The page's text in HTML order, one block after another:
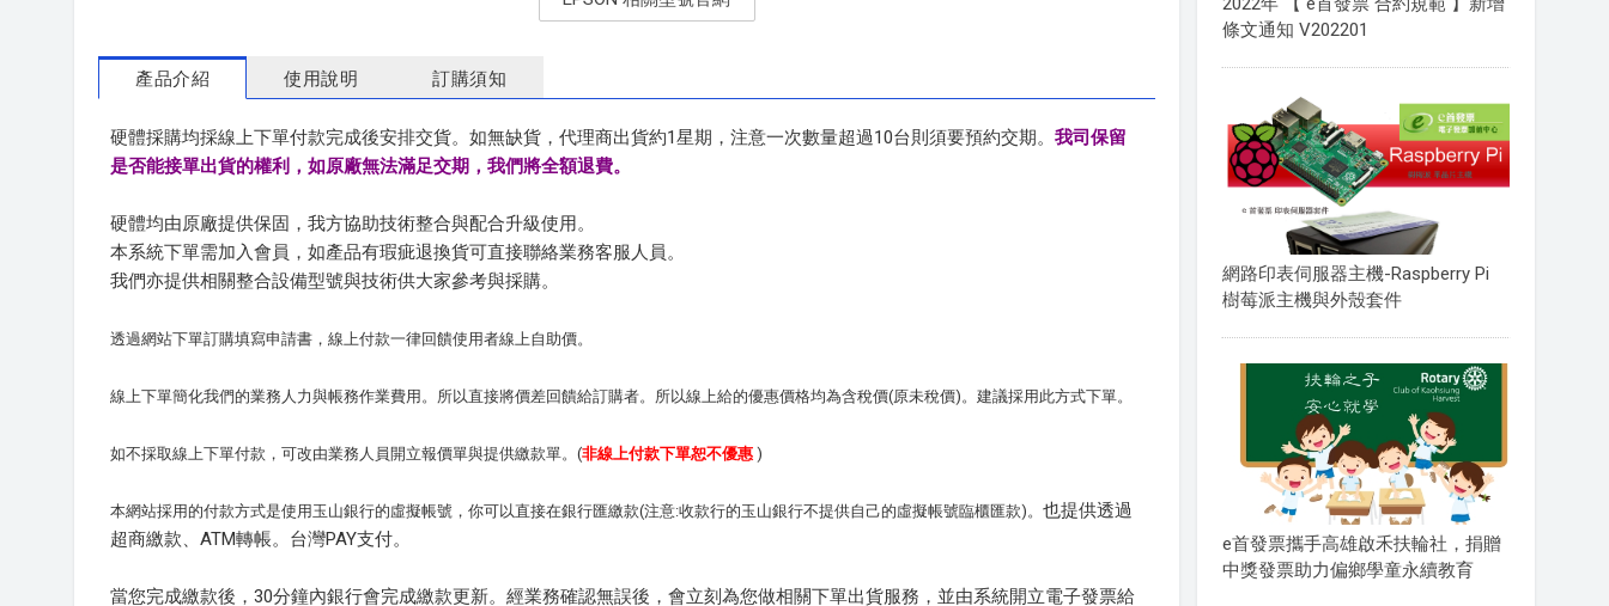
產品介紹 使用說明 訂購須知
硬體採購均採線上下單付款完成後安排交貨。如無缺貨，代理商出貨約1星期，注意一次數量超過10台則須要預約交期。 我司保留
是否能接單出貨的權利，如原廠無法滿足交期，我們將全額退費。
硬體均由原廠提供保固，我方協助技術整合與配合升級使用。
本系統下單需加入會員，如產品有瑕疵退換貨可直接聯絡業務客服人員。
我們亦提供相關整合設備型號與技術供大家參考與採購。
透過網站下單訂購填寫申請書，線上付款一律回饋使用者線上自助價。
線上下單簡化我們的業務人力與帳務作業費用。所以直接將價差回饋給訂購者。所以線上給的優惠價格均為含稅價(原未稅價)。建議採用此方式下單。
如不採取線上下單付款，可改由業務人員開立報價單與提供繳款單。(非線上付款下單恕不優惠 )
本網站採用的付款方式是使用玉山銀行的虛擬帳號，你可以直接在銀行匯繳款(注意:收款行的玉山銀行不提供自己的虛擬帳號臨櫃匯款)。 也提供透過
超商繳款、ATM轉帳。台灣PAY支付。
當您完成繳款後，30分鐘內銀行會完成繳款更新。經業務確認無誤後，會立刻為您做相關下單出貨服務，並由系統開立電子發票給
條文通知 V202201
網路印表伺服器主機-Raspberry Pi
樹莓派主機與外殼套件
e首發票攜手高雄啟禾扶輪社，捐贈
中獎發票助力偏鄉學童永續教育